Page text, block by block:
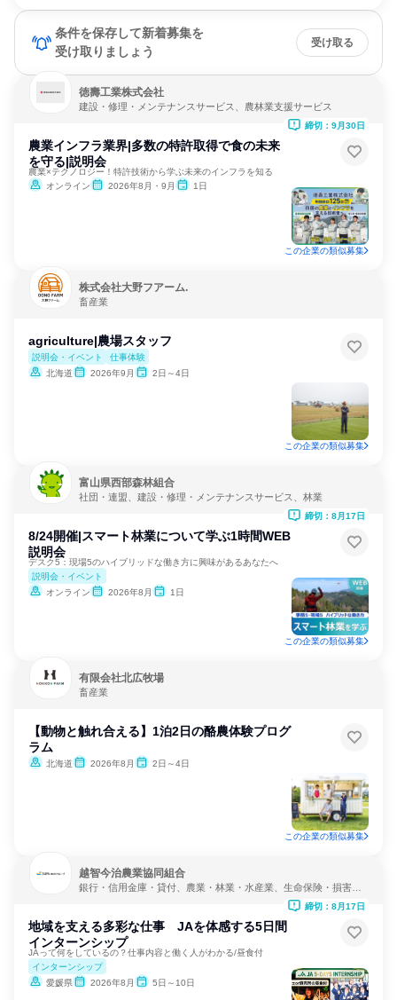
条件を保存して新着募集を
受け取りましょう
受け取る
徳壽工業株式会社
建設・修理・メンテナンスサービス、農林業支援サービス
農業インフラ業界|多数の特許取得で食の未来
を守る|説明会
農業×テクノロジー！特許技術から学ぶ未来のインフラを知る
オンライン
2026年8月・9月 1日
締切：9月30日
この企業の類似募集
株式会社大野フアーム.
畜産業
agriculture|農場スタッフ
説明会・イベント
仕事体験
北海道
2026年9月 2日～4日
この企業の類似募集
富山県西部森林組合
社団・連盟、建設・修理・メンテナンスサービス、林業
8/24開催|スマート林業について学ぶ1時間WEB
説明会
デスク5：現場5のハイブリッドな働き方に興味があるあなたへ
説明会・イベント
オンライン
2026年8月 1日
締切：8月17日
この企業の類似募集
有限会社北広牧場
畜産業
【動物と触れ合える】1泊2日の酪農体験プログ
ラム
北海道 2026年8月 2日～4日
この企業の類似募集
越智今治農業協同組合
銀行・信用金庫・貸付、農業・林業・水産業、生命保険・損害保
地域を支える多彩な仕事 JAを体感する5日間
インターンシップ
JAって何をしているの？仕事内容と働く人がわかる/昼食付
インターンシップ
愛媛県
2026年8月 5日～10日
締切：8月17日